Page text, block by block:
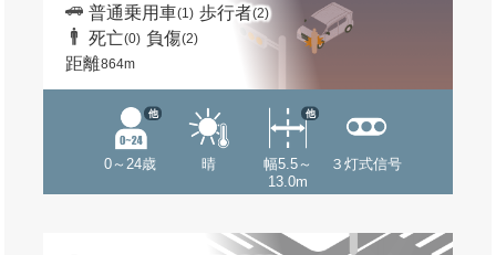
普通乗用車(1) 歩行者(2)
死亡(0) 負傷(2)
距離864m
0～24歳
他
晴
幅5.5～
13.0m
他
３灯式信号